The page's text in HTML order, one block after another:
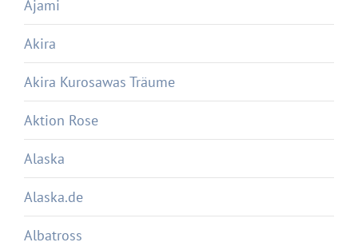
Ajami
Akira
Akira Kurosawas Träume
Aktion Rose
Alaska
Alaska.de
Albatross